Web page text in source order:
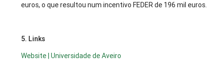
euros, o que resultou num incentivo FEDER de 196 mil euros.
5. Links
Website | Universidade de Aveiro